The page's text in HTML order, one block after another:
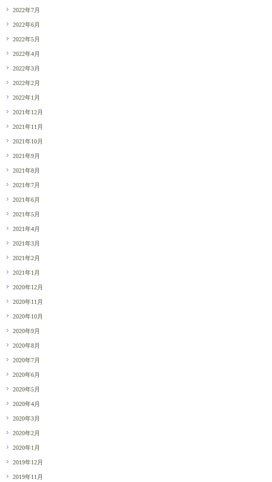
2022年7月
2022年6月
2022年5月
2022年4月
2022年3月
2022年2月
2022年1月
2021年12月
2021年11月
2021年10月
2021年9月
2021年8月
2021年7月
2021年6月
2021年5月
2021年4月
2021年3月
2021年2月
2021年1月
2020年12月
2020年11月
2020年10月
2020年9月
2020年8月
2020年7月
2020年6月
2020年5月
2020年4月
2020年3月
2020年2月
2020年1月
2019年12月
2019年11月